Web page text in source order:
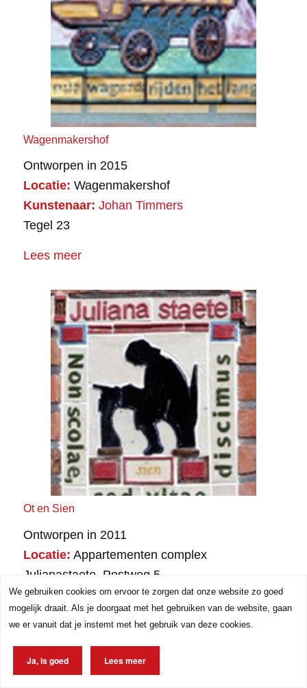
Wagenmakershof
Ontworpen in 2015
Locatie: Wagenmakershof
Kunstenaar: Johan Timmers
Tegel 23
Lees meer
Ot en Sien
Ontworpen in 2011
Locatie: Appartementen complex
Julianastaete, Postweg 5
Kunstenaar: Johan Timmers
Tegel 24 en 25
Lees meer
We gebruiken cookies om ervoor te zorgen dat onze website zo goed
mogelijk draait. Als je doorgaat met het gebruiken van de website, gaan
we er vanuit dat je instemt met het gebruik van deze cookies.
Ja, is goed Lees meer